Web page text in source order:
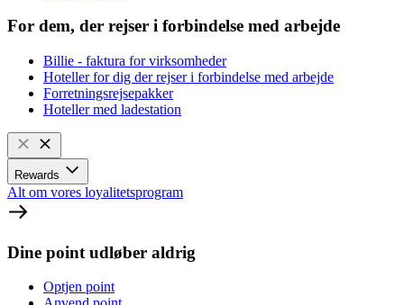
For dem, der rejser i forbindelse med arbejde
Billie - faktura for virksomheder
Hoteller for dig der rejser i forbindelse med arbejde
Forretningsrejsepakker
Hoteller med ladestation
Rewards
Alt om vores loyalitetsprogram
Dine point udløber aldrig
Optjen point